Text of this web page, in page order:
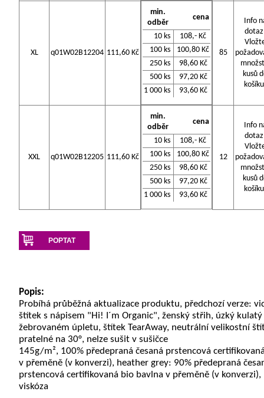
XL q01W02B12204 111,60 Kč
min.
odběr
cena
10 ks
108,- Kč
100 ks
100,80 Kč
250 ks
98,60 Kč
500 ks
97,20 Kč
1 000 ks
93,60 Kč
85
Info
kusů
XXL q01W02B12205 111,60 Kč
min.
odběr
cena
10 ks
108,- Kč
100 ks
100,80 Kč
250 ks
98,60 Kč
500 ks
97,20 Kč
1 000 ks
93,60 Kč
12
Info
kusů
POPTAT
Popis:
Probíhá průběžná aktualizace produktu, předchozí verze:
štítek s nápisem "Hi! I´m Organic", ženský střih, úzký
žebrovaném úpletu, štítek TearAway, neutrální velikostní
pratelné na 30°, nelze sušit v sušičce
145g/m², 100% předepraná česaná prstencová
v přeměně (v konverzi), heather grey: 90% předepraná
prstencová certifikovaná bio bavlna v přeměně (v konverzi),
viskóza